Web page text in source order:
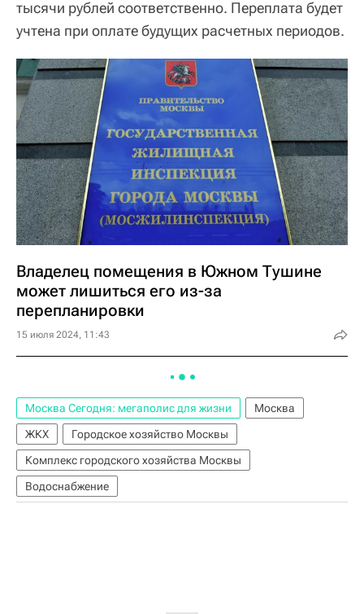
тысячи рублей соответственно. Переплата будет
учтена при оплате будущих расчетных периодов.
Владелец помещения в Южном Тушине
может лишиться его из-за
перепланировки
15 июля 2024, 11:43
Москва Сегодня: мегаполис для жизни
Москва
ЖКХ
Городское хозяйство Москвы
Комплекс городского хозяйства Москвы
Водоснабжение